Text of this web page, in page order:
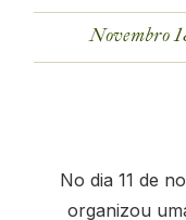
Novembro
No dia 11 de
organizou